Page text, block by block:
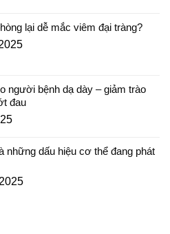
lại dễ mắc viêm đại tràng?
người bệnh dạ dày – giảm trào
đau
những dấu hiệu cơ thể đang phát